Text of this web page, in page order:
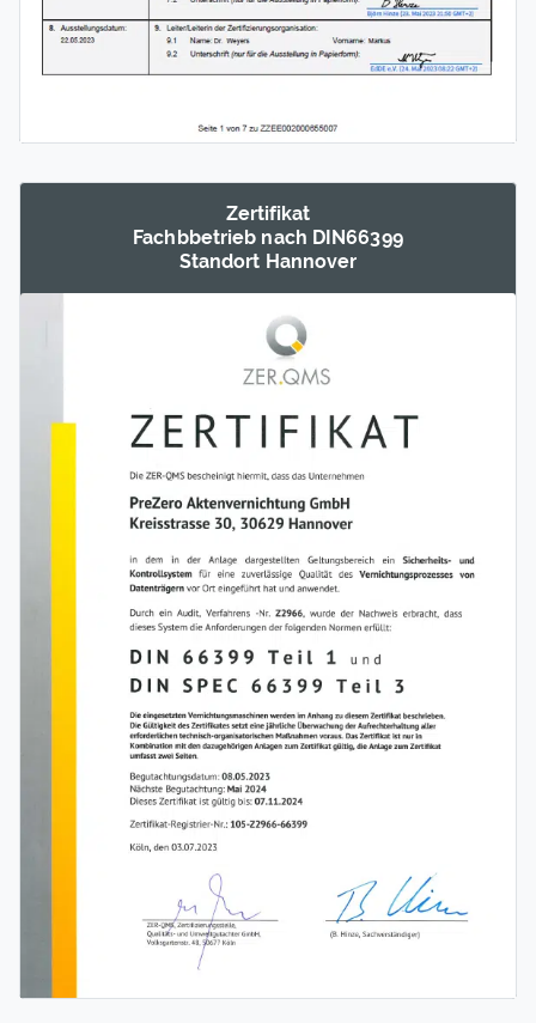
Zertifikat
Fachb­betrieb nach DIN66399
Standort Hannover